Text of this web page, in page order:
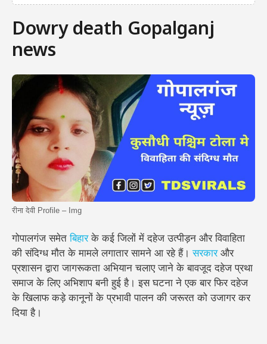
Dowry death Gopalganj
news
रीना देवी Profile – Img
गोपालगंज समेतबिहारके कई जिलों में दहेज उत्पीड़न और विवाहिता
की संदिग्ध मौत के मामले लगातार सामने आ रहे हैं।सरकारऔर
प्रशासन द्वारा जागरूकता अभियान चलाए जाने के बावजूद दहेज प्रथा
समाज के लिए अभिशाप बनी हुई है। इस घटना ने एक बार फिर दहेज
के खिलाफ कड़े कानूनों के प्रभावी पालन की जरूरत को उजागर कर
दिया है।